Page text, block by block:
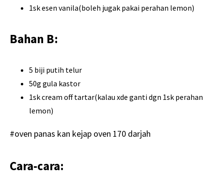
1sk esen vanila(boleh jugak pakai perahan lemon)
Bahan B:
5 biji putih telur
50g gula kastor
1sk cream off tartar(kalau xde ganti dgn 1sk perahan
lemon)
#oven panas kan kejap oven 170 darjah
Cara-cara: